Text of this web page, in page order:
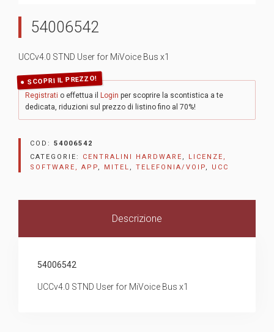
54006542
UCCv4.0 STND User for MiVoice Bus x1
SCOPRI IL PREZZO!
Registrati o effettua il Login per scoprire la scontistica a te
dedicata, riduzioni sul prezzo di listino fino al 70%!
COD: 54006542
CATEGORIE: CENTRALINI HARDWARE , LICENZE,
SOFTWARE, APP, MITEL , TELEFONIA/VOIP, UCC
Descrizione
54006542
UCCv4.0 STND User for MiVoice Bus x1